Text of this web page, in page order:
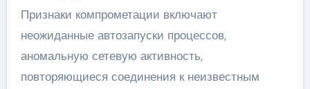
Признаки компрометации включают
неожиданные автозапуски процессов,
аномальную сетевую активность,
повторяющиеся соединения к неизвестным